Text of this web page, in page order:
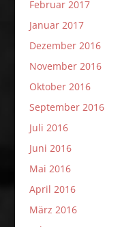
Februar 2017
Januar 2017
Dezember 2016
November 2016
Oktober 2016
September 2016
Juli 2016
Juni 2016
Mai 2016
April 2016
März 2016